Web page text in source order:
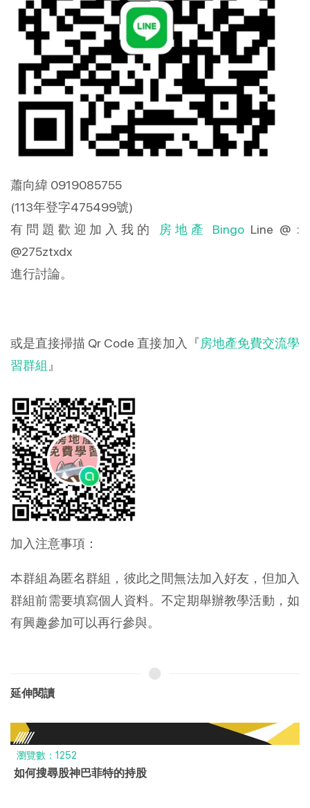
蕭向緯 0919085755
(113年登字475499號)
有問題歡迎加入我的
房地產 Bingo Line @ :
@275ztxdx
進行討論。
或是直接掃描 Qr Code 直接加入『房地產免費交流學
習群組 』
加入注意事項：
本群組為匿名群組，彼此之間無法加入好友，但加入
群組前需要填寫個人資料。不定期舉辦教學活動，如
有興趣參加可以再行參與。
延伸閱讀
瀏覽數：2900
告別仲介騷擾!住址隱匿，保護個資